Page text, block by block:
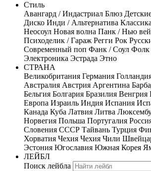
Стиль
Авангард / Индастриал Блюз
Диско Инди / Альтернатива Классика
Неосоул Новая волна Панк / Нью
Психоделик / Гараж Регги Рок
Современный поп Фанк / Соул Фолк
Электроника Эстрада Этно
СТРАНА
Великобритания Германия
Австралия Австрия Аргентина
Бельгия Болгария Бразилия Венгрия
Европа Израиль Индия Испания
Канада Куба Латвия Литва
Норвегия Польша Португалия
Словения СССР Тайвань Турция
Хорватия Чехия Чехия Чили
Эстония Югославия Южная Корея
ЛЕЙБЛ
Поиск лейбла